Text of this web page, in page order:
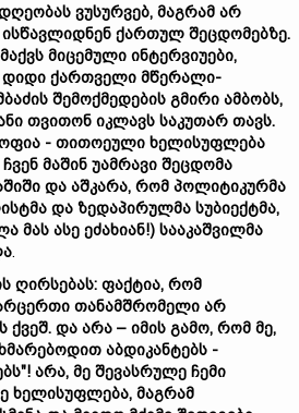
ვუსურვებ, მაგრამ არ
ისწავლიდნენ ქართულ შეცდომებზე.
მიცემული ინტერვიუები,
დიდი ქართველი მწერალი-
შემოქმედების გმირი ამბობს,
თვითონ იკლავს საკუთარ თავს.
- თითოეული ხელისუფლება
ჩვენ მაშინ უამრავი შეცდომა
და აშკარა, რომ პოლიტიკურმა
და ზედაპირულმა სუბიექტმა,
მას ასე ეძახიან!) სააკაშვილმა
.
ღირსებას: ფაქტია, რომ
თანამშრომელი არ
ქვეშ. და არა – იმის გამო, რომ მე,
აბდიკანტებს -
არა, მე შევასრულე ჩემი
ე ხელისუფლება, მაგრამ